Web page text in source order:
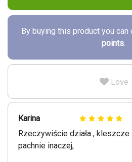
By buying this product you can
points.
Love
Karina
Rzeczywiście działa ,
pachnie inaczej,